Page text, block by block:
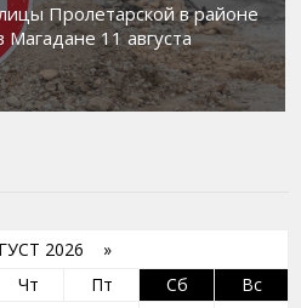
Пролетарской в районе
11 августа
2026 »
Чт Пт Сб
Вс